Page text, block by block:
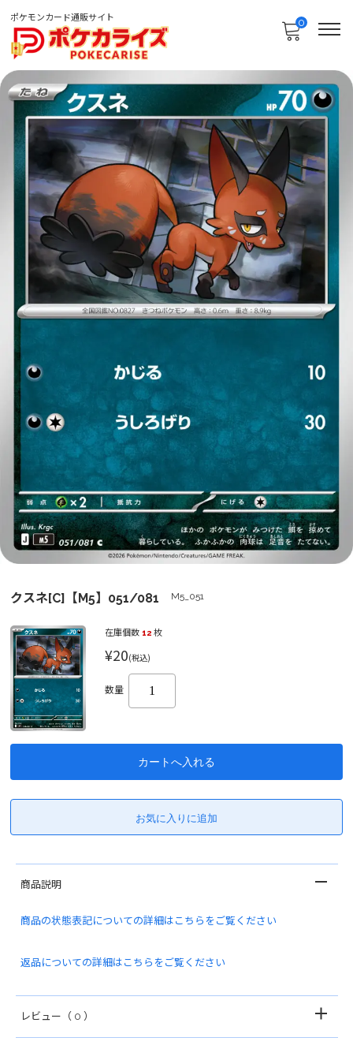
ポケモンカード通販サイト 0
クスネ[C]【M5】051/081 M5_051
在庫個数 12 枚
¥20(税込)
数量
商品説明
商品の状態表記についての詳細はこちらをご覧ください
返品についての詳細はこちらをご覧ください
レビュー （ 0 ）